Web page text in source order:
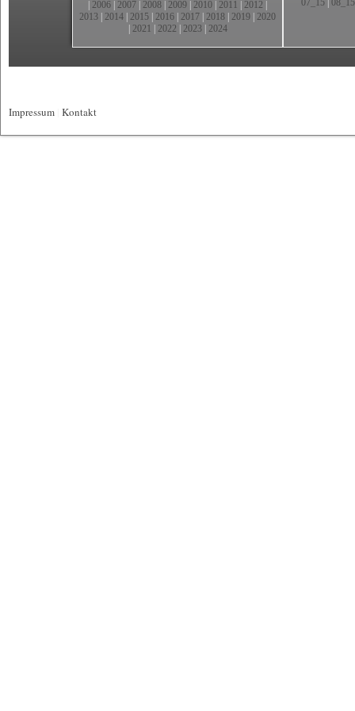
2006 2007 2008 2009 2010 2011 2012
2013 2014 2015 2016 2017 2018 2019 2020
2021 2022 2023| 2024
07_15 08_15
Impressum Kontakt